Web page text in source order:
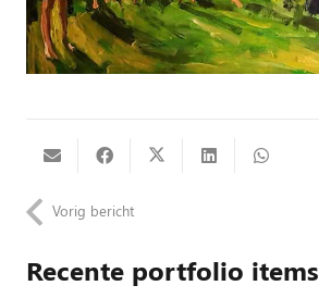
Vorig bericht
Recente portfolio items